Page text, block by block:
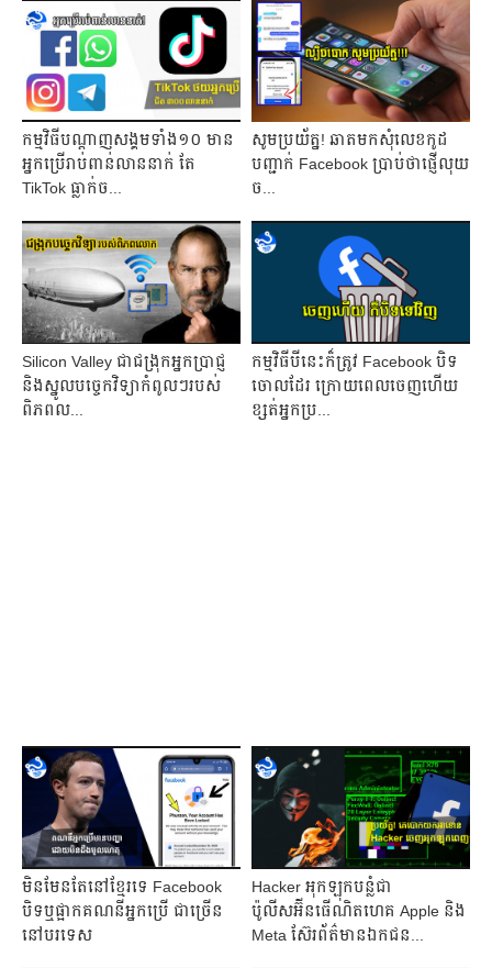
កម្មវិធីបណ្ដាញសង្គមទាំង១០ មាន
អ្នកប្រើរាប់ពាន់លាននាក់ តែ
TikTok ធ្លាក់ច...
សូមប្រយ័ត្ន! ឆាត​មក​សុំ​​លេខ​កូដ​
បញ្ជាក់​​​ Facebook ប្រាប់ថាផ្ញើលុយ​
ច...
Silicon Valley ជាជង្រុកអ្នកប្រាជ្ញ
និងស្នូលបច្ចេកវិទ្យាកំពូលៗរបស់
ពិភពល...
កម្មវិធី​បីនេះក៏ត្រូវ Facebook បិទ​
ចោលដែរ ក្រោយពេលចេញហើយ
ខ្សត់​អ្នក​ប្រ...
មិនមែនតែនៅខ្មែរទេ Facebook
បិទឬផ្អាកគណនីអ្នកប្រើ ជាច្រើន
នៅបរទេស
Hacker អុកឡុកបន្លំជា
ប៉ូលីសអ៊ីនធើណិតហេគ Apple និង
Meta ស៊ែរព័ត៌មានឯកជន​...